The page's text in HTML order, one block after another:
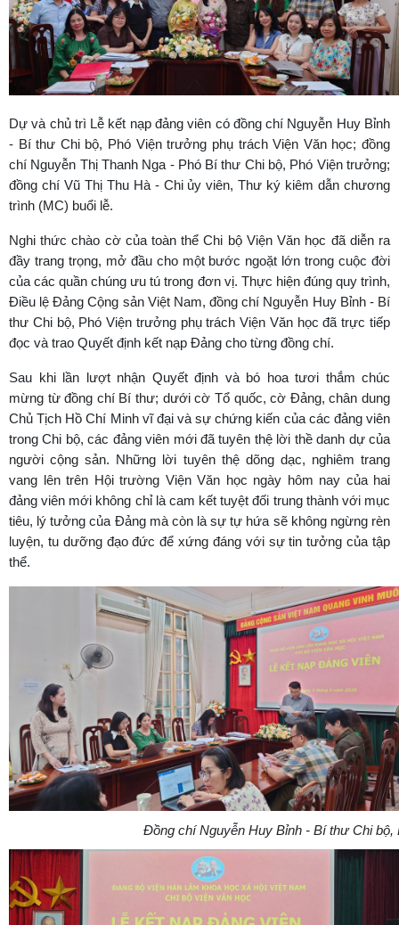
Dự và chủ trì Lễ kết nạp đảng viên có đồng chí Nguyễn Huy Bỉnh
- Bí thư Chi bộ, Phó Viện trưởng phụ trách Viện Văn học; đồng
chí Nguyễn Thị Thanh Nga - Phó Bí thư Chi bộ, Phó Viện trưởng;
đồng chí Vũ Thị Thu Hà - Chi ủy viên, Thư ký kiêm dẫn chương
trình (MC) buổi lễ.
Nghi thức chào cờ của toàn thể Chi bộ Viện Văn học đã diễn ra
đầy trang trọng, mở đầu cho một bước ngoặt lớn trong cuộc đời
của các quần chúng ưu tú trong đơn vị. Thực hiện đúng quy trình,
Điều lệ Đảng Cộng sản Việt Nam, đồng chí Nguyễn Huy Bỉnh - Bí
thư Chi bộ, Phó Viện trưởng phụ trách Viện Văn học đã trực tiếp
đọc và trao Quyết định kết nạp Đảng cho từng đồng chí.
Sau khi lần lượt nhận Quyết định và bó hoa tươi thắm chúc
mừng từ đồng chí Bí thư; dưới cờ Tổ quốc, cờ Đảng, chân dung
Chủ Tịch Hồ Chí Minh vĩ đại và sự chứng kiến của các đảng viên
trong Chi bộ, các đảng viên mới đã tuyên thệ lời thề danh dự của
người cộng sản. Những lời tuyên thệ dõng dạc, nghiêm trang
vang lên trên Hội trường Viện Văn học ngày hôm nay của hai
đảng viên mới không chỉ là cam kết tuyệt đối trung thành với mục
tiêu, lý tưởng của Đảng mà còn là sự tự hứa sẽ không ngừng rèn
luyện, tu dưỡng đạo đức để xứng đáng với sự tin tưởng của tập
thể.
Đồng chí Nguyễn Huy Bỉnh - Bí thư Chi bộ,